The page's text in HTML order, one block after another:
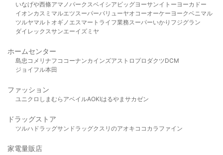
いなげや西條アマノパークスベイシア ビッグヨーサンイトーヨーカドー
イオンカスミ マルエツスーパーバリューヤオコーオーケー ヨークベニマル
ツルヤマルト オギノ エスマート ライフ業務スーパーいかり フジグラン
ダイレックスサンエーイズミヤ
ホームセンター
島忠 コメリ ナフコ コーナンカインズアストロプロダクツDCM
ジョイフル本田
ファッション
ユニクロ しまむら アベイルAOKIはるやま サカゼン
ドラッグストア
ツルハドラッグサンドラッグクスリのアオキ ココカラファイン
家電量販店